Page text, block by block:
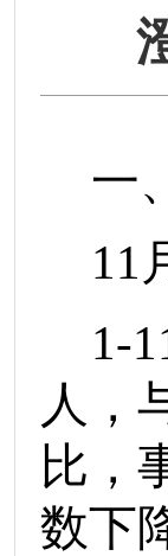
一
11
1-
人 ，
比，
数下